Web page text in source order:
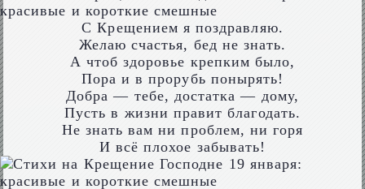
С Крещением я поздравляю.
Желаю счастья, бед не знать.
А чтоб здоровье крепким было,
Пора и в прорубь понырять!
Добра — тебе, достатка — дому,
Пусть в жизни правит благодать.
Не знать вам ни проблем, ни горя
И всё плохое забывать!